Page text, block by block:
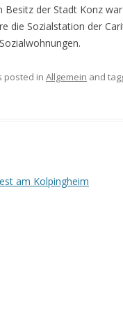
Besitz der Stadt Konz
die Sozialstation der
posted in Allgemein and
am Kolpingheim